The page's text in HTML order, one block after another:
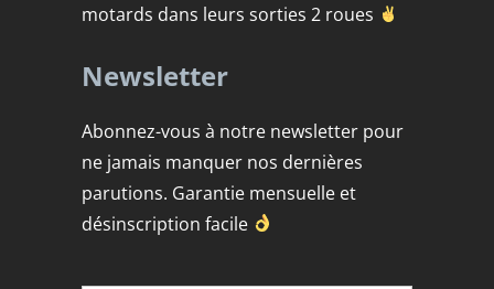
motards dans leurs sorties 2 roues
Newsletter
Abonnez-vous à notre newsletter pour
ne jamais manquer nos dernières
parutions. Garantie mensuelle et
désinscription facile